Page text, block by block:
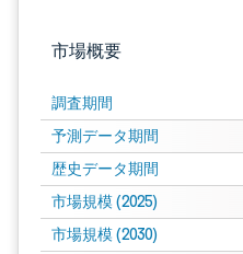
市場概要
調査期間
予測データ期間
歴史データ期間
市場規模 (2025)
市場規模 (2030)